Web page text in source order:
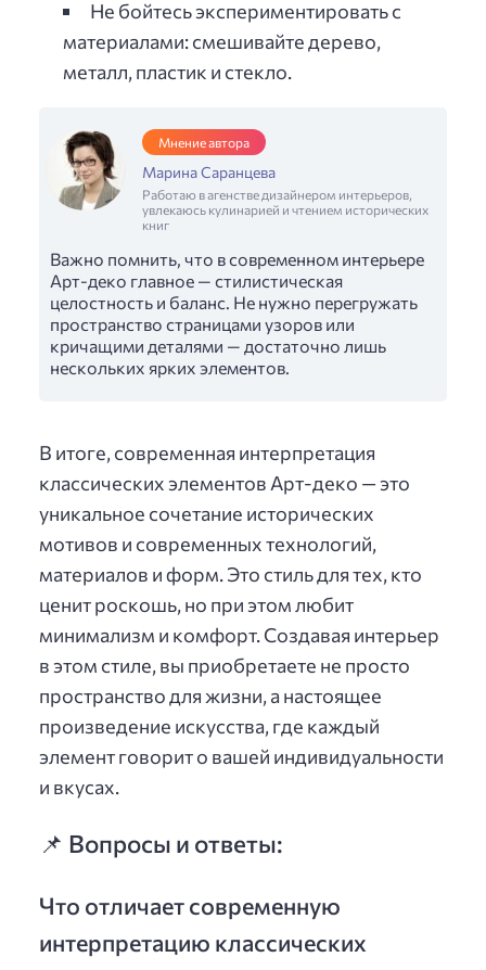
Не бойтесь экспериментировать с
материалами: смешивайте дерево,
металл, пластик и стекло.
Мнение автора
Марина Саранцева
Работаю в агенстве дизайнером интерьеров,
увлекаюсь кулинарией и чтением исторических
книг
Важно помнить, что в современном интерьере
Арт-деко главное — стилистическая
целостность и баланс. Не нужно перегружать
пространство страницами узоров или
кричащими деталями — достаточно лишь
нескольких ярких элементов.
В итоге, современная интерпретация
классических элементов Арт-деко — это
уникальное сочетание исторических
мотивов и современных технологий,
материалов и форм. Это стиль для тех, кто
ценит роскошь, но при этом любит
минимализм и комфорт. Создавая интерьер
в этом стиле, вы приобретаете не просто
пространство для жизни, а настоящее
произведение искусства, где каждый
элемент говорит о вашей индивидуальности
и вкусах.
📌 Вопросы и ответы:
Что отличает современную
интерпретацию классических